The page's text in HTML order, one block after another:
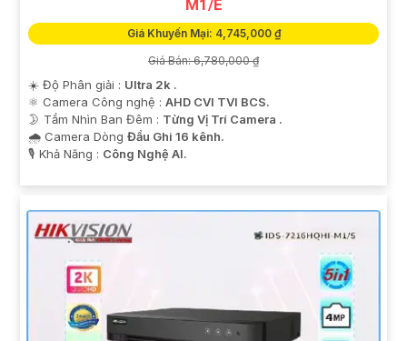
M1/E
Giá Khuyến Mại: 4,745,000 ₫
Giá Bán: 6,780,000 ₫
☀️ Độ Phân giải : Ultra 2k .
⚛️ Camera Công nghệ : AHD CVI TVI BCS.
🌛 Tầm Nhìn Ban Đêm : Từng Vị Trí Camera .
🌧️ Camera Dòng Đầu Ghi 16 kênh.
️🎙 Khả Năng : Công Nghệ AI.